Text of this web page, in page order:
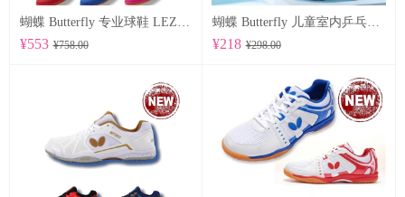
蝴蝶 Butterfly 专业球鞋 LEZOLINE-15
¥553 ¥758.00
蝴蝶 Butterfly 儿童室内乒乓球鞋 CHD-7
¥218 ¥298.00